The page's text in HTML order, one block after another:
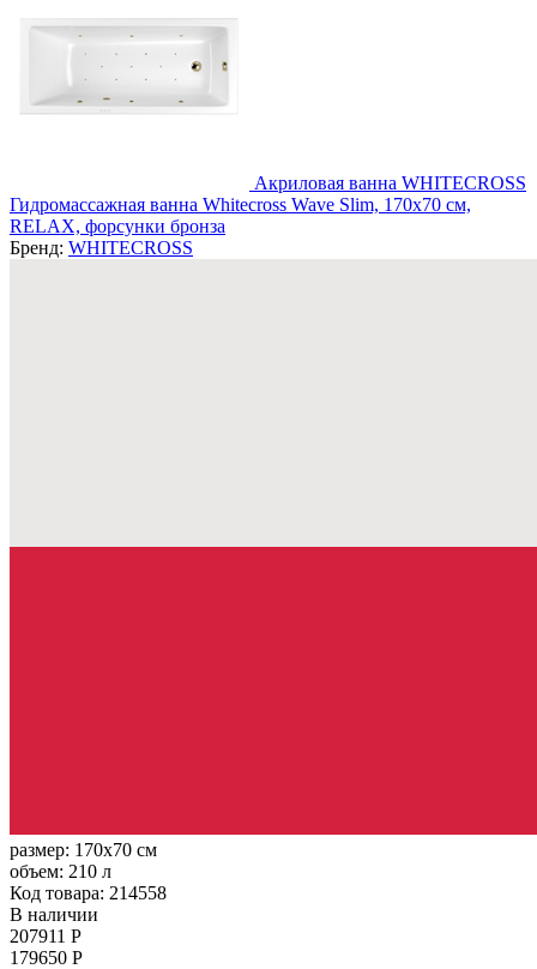
Акриловая ванна WHITECROSS
Гидромассажная ванна Whitecross Wave Slim, 170x70 см,
RELAX, форсунки бронза
Бренд: WHITECROSS
размер: 170x70 см
объем: 210 л
Код товара: 214558
В наличии
207911 Р
179650 Р